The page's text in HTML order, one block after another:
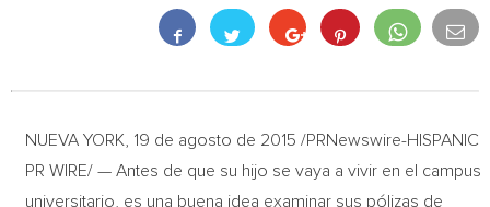
NUEVA YORK, 19 de agosto de 2015 /PRNewswire-HISPANIC
PR WIRE/ — Antes de que su hijo se vaya a vivir en el campus
universitario, es una buena idea examinar sus pólizas de